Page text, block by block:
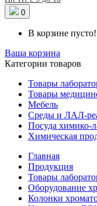
0
В корзине пусто!
Ваша корзина
Категории товаров
Товары
Товары
Мебель
Среды и ЛАЛ-
Посуда химико-
Химическая
Главная
Продукция
Товары
Оборудование
Колонки